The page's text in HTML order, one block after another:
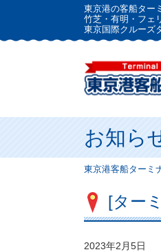
東京港の客船ター
竹芝・有明・フェ
東京国際クルーズ
お知ら
東京港客船ターミ
[ター
2023年2月5日